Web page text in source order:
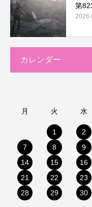
第
カレンダー
月 火 水
1 2
7
8 9
14
15 16
21
22 23
28
29 30